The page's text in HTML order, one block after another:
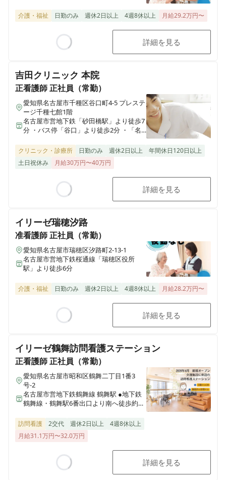
介護・福祉 日勤のみ 週休2日以上 4週8休以上 月給29.2万円〜
詳細を見る
吉田クリニック 本院
正看護師正社員（常勤）
愛知県名古屋市千種区谷口町4-5 プレステ
ージ千種七館1階
名古屋市営地下鉄「砂田橋駅」より徒歩7
分 ・バス停「谷口」より徒歩2分 ・「名
クリニック・診療所 日勤のみ 週休2日以上
年間休日120日以上
土日祝休み
月給30万円〜40万円
詳細を見る
イリーゼ瑞穂汐路
准看護師正社員（常勤）
愛知県名古屋市瑞穂区汐路町2-13-1
名古屋市営地下鉄桜通線「瑞穂区役所
駅」より徒歩6分
介護・福祉 日勤のみ 週休2日以上 4週8休以上 月給28.2万円〜
詳細を見る
イリーゼ鶴舞訪問看護ステーション
正看護師正社員（常勤）
愛知県名古屋市昭和区鶴舞二丁目1番3
号-2
名古屋市営地下鉄鶴舞線 鶴舞駅 ●地下鉄
鶴舞線・鶴舞駅6番出口より南へ徒歩約3
5分 ●市営バス／「鶴舞公園前」2番もし
訪問看護 2交代 週休2日以上
4週8休以上
月給31.1万円〜32.0万円
詳細を見る